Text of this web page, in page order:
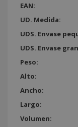
EAN:
UD. Medida:
UDS. Envase
UDS. Envase
Peso:
Alto:
Ancho:
Largo:
Volumen: